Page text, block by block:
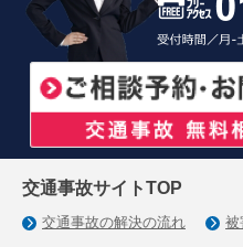
交通事故サイトTOP
交通事故の解決の流れ
被